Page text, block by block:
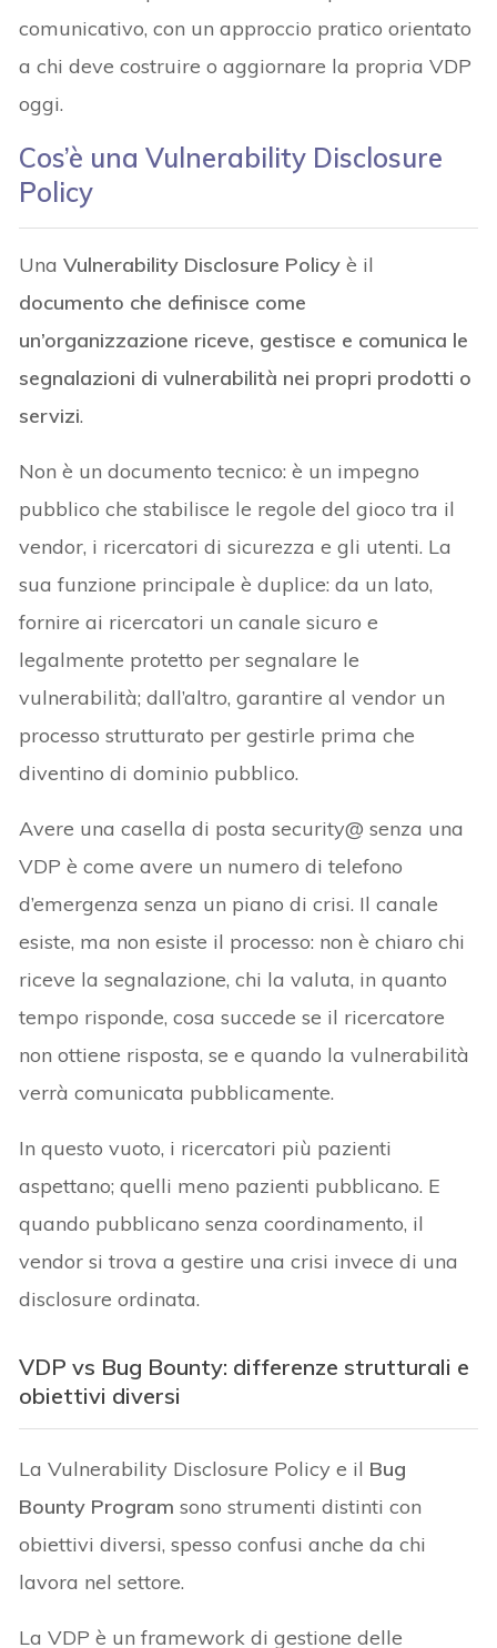
comunicativo, con un approccio pratico orientato
a chi deve costruire o aggiornare la propria VDP
oggi.
Cos’è una Vulnerability Disclosure
Policy
UnaVulnerability Disclosure Policy è il
documento che definisce come
un’organizzazione riceve, gestisce e comunica le
segnalazioni di vulnerabilità nei propri prodotti o
servizi.
Non è un documento tecnico: è un impegno
pubblico che stabilisce le regole del gioco tra il
vendor, i ricercatori di sicurezza e gli utenti. La
sua funzione principale è duplice: da un lato,
fornire ai ricercatori un canale sicuro e
legalmente protetto per segnalare le
vulnerabilità; dall’altro, garantire al vendor un
processo strutturato per gestirle prima che
diventino di dominio pubblico.
Avere una casella di posta security@ senza una
VDP è come avere un numero di telefono
d’emergenza senza un piano di crisi. Il canale
esiste, ma non esiste il processo: non è chiaro chi
riceve la segnalazione, chi la valuta, in quanto
tempo risponde, cosa succede se il ricercatore
non ottiene risposta, se e quando la vulnerabilità
verrà comunicata pubblicamente.
In questo vuoto, i ricercatori più pazienti
aspettano; quelli meno pazienti pubblicano. E
quando pubblicano senza coordinamento, il
vendor si trova a gestire una crisi invece di una
disclosure ordinata.
VDP vs Bug Bounty: differenze strutturali e
obiettivi diversi
La Vulnerability Disclosure Policy e il Bug
Bounty Program sono strumenti distinti con
obiettivi diversi, spesso confusi anche da chi
lavora nel settore.
La VDP è un framework di gestione delle